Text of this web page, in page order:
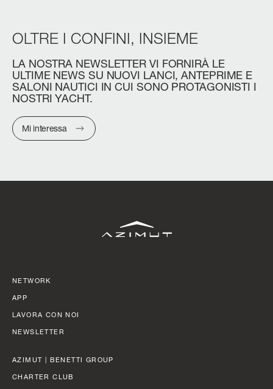
OLTRE I CONFINI, INSIEME
LA NOSTRA NEWSLETTER VI FORNIRÀ LE
ULTIME NEWS SU NUOVI LANCI, ANTEPRIME E
SALONI NAUTICI IN CUI SONO PROTAGONISTI I
NOSTRI YACHT.
Mi interessa
NETWORK
APP
LAVORA CON NOI
NEWSLETTER
AZIMUT | BENETTI GROUP
CHARTER CLUB